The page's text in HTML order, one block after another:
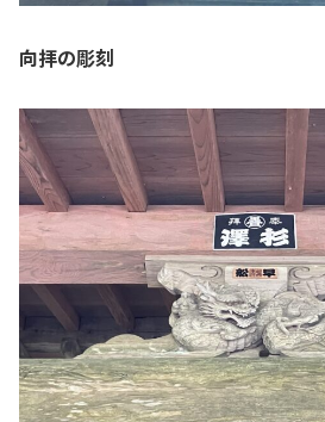
向拝の彫刻